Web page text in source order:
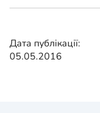
Дата публікації:
05.05.2016